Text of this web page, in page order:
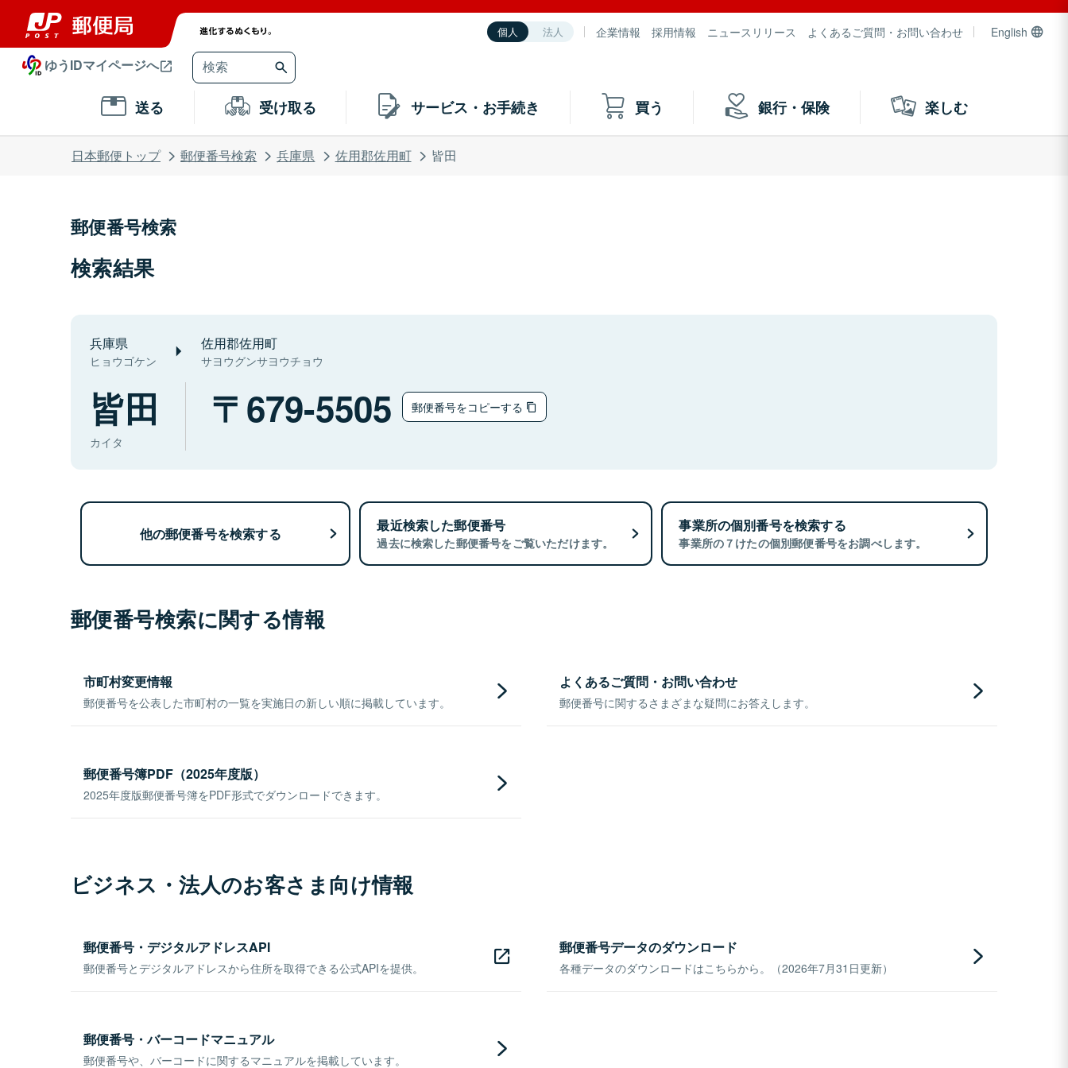
個人 法人 企業情報 採用情報 ニュースリリース よくあるご質問・お問い合わせ English
ゆうIDマイページへ
送る 受け取る サービス・お手続き 買う 銀行・保険 楽しむ
日本郵便トップ 郵便番号検索 兵庫県 佐用郡佐用町 皆田
郵便番号検索
検索結果
兵庫県
ヒョウゴケン
佐用郡佐用町
サヨウグンサヨウチョウ
皆田
カイタ
679-5505 郵便番号をコピーする
他の郵便番号を検索する 最近検索した郵便番号
過去に検索した郵便番号をご覧いただけます。
事業所の個別番号を検索する
事業所の７けたの個別郵便番号をお調べします。
郵便番号検索に関する情報
市町村変更情報
郵便番号を公表した市町村の一覧を実施日の新しい順に掲載しています。
よくあるご質問・お問い合わせ
郵便番号に関するさまざまな疑問にお答えします。
郵便番号簿PDF（2025年度版）
2025年度版郵便番号簿をPDF形式でダウンロードできます。
ビジネス・法人のお客さま向け情報
郵便番号・デジタルアドレスAPI
郵便番号とデジタルアドレスから住所を取得できる公式APIを提供。
郵便番号データのダウンロード
各種データのダウンロードはこちらから。（2026年7月31日更新）
郵便番号・バーコードマニュアル
郵便番号や、バーコードに関するマニュアルを掲載しています。